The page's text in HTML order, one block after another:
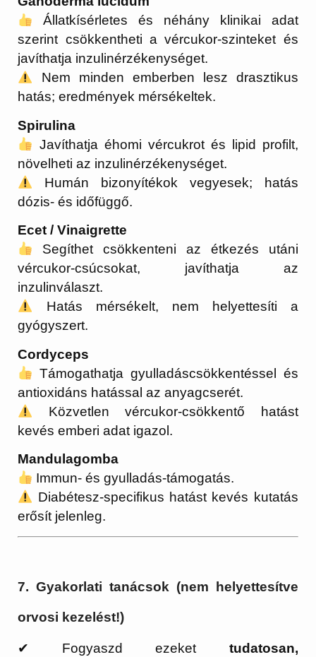
Állatkísérletes és néhány klinikai adat
szerint csökkentheti a vércukor-szinteket és
javíthatja inzulinérzékenységet.
Nem minden emberben lesz drasztikus
hatás; eredmények mérsékeltek.
Spirulina
Javíthatja éhomi vércukrot és lipid profilt,
növelheti az inzulinérzékenységet.
Humán bizonyítékok vegyesek; hatás
dózis- és időfüggő.
Ecet / Vinaigrette
Segíthet csökkenteni az étkezés utáni
vércukor-csúcsokat, javíthatja az
inzulinválaszt.
Hatás mérsékelt, nem helyettesíti a
gyógyszert.
Cordyceps
Támogathatja gyulladáscsökkentéssel és
antioxidáns hatással az anyagcserét.
Közvetlen vércukor-csökkentő hatást
kevés emberi adat igazol.
Mandulagomba
Immun- és gyulladás-támogatás.
Diabétesz-specifikus hatást kevés kutatás
erősít jelenleg.
7. Gyakorlati tanácsok (nem helyettesítve
orvosi kezelést!)
✔ Fogyaszd ezeket tudatosan,